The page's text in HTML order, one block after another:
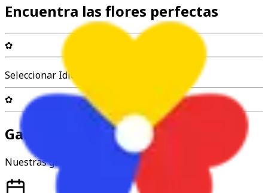
Encuentra las flores perfectas
✿
Seleccionar Idioma
✿
Garantía y confianza
Nuestras garantías